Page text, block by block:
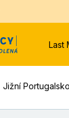
Last
Jižní